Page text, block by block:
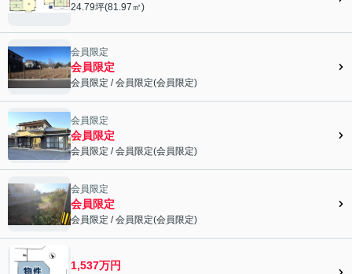
24.79坪(81.97㎡)
会員限定">
会員限定
会員限定
会員限定 /会員限定(会員限定)
会員限定">
会員限定
会員限定
会員限定 /会員限定(会員限定)
会員限定">
会員限定
会員限定
会員限定 /会員限定(会員限定)
1,537万円